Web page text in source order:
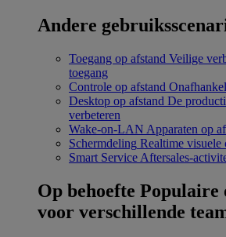
Andere
Toegang op afstand Veilige
toegang
Controle op afstand
Desktop op afstand De
verbeteren
Wake-on-LAN Apparaten op
Schermdeling Realtime visuele
Smart Service Aftersales-
Op behoefte Populaire
voor verschillende